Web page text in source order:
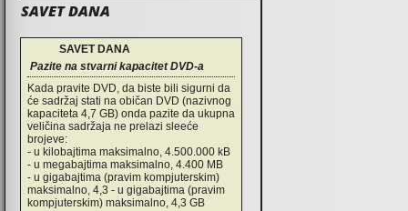
SAVET DANA
SAVET DANA
Pazite na stvarni kapacitet DVD-a
Kada pravite DVD, da biste bili sigurni da
će sadržaj stati na običan DVD (nazivnog
kapaciteta 4,7 GB) onda pazite da ukupna
veličina sadržaja ne prelazi sleeće
brojeve:
- u kilobajtima maksimalno, 4.500.000 kB
- u megabajtima maksimalno, 4.400 MB
- u gigabajtima (pravim kompjuterskim)
maksimalno, 4,3 - u gigabajtima (pravim
kompjuterskim) maksimalno, 4,3 GB